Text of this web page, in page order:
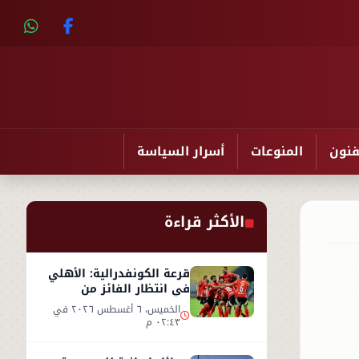
المنوعات أسرار السياسة
الأكثر قراءة
قرعة الكونفدرالية: الأهلي
في انتظار الفائز من
مقديشو سيتي وكيتاراالخميس، ٦ أغسطس ٢٠٢٦ في
٠٢:٤٣ م